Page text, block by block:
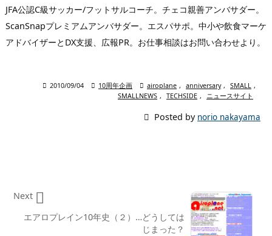
JFA公認C級サッカー/フットサルコーチ。チェコ親善アンバサダー。
ScanSnapプレミアムアンバサダー。エスパサポ。中小や飲食マーケ
アドバイザーとDX支援、広報PR。お仕事相談はお問い合わせより。
 2010/09/04  10周年企画  airoplane , anniversary , SMALL ,
SMALLNEWS , TECHSIDE , ニュースサイト
 Posted by norio nakayama
エアロプレイン10年史（２）…どうしては
じまった？

Next